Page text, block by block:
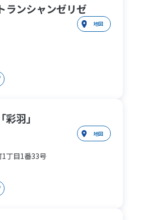
ランシャンゼリゼ
地図
羽」
地図
丁目1番33号